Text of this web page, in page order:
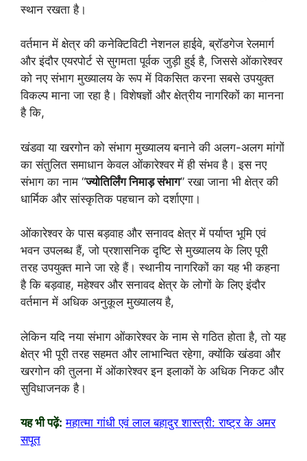
स्थान रखता है।
वर्तमान में क्षेत्र की कनेक्टिविटी नेशनल हाईवे, ब्रॉडगेज रेलमार्ग
और इंदौर एयरपोर्ट से सुगमता पूर्वक जुड़ी हुई है, जिससे ओंकारेश्वर
को नए संभाग मुख्यालय के रूप में विकसित करना सबसे उपयुक्त
विकल्प माना जा रहा है। विशेषज्ञों और क्षेत्रीय नागरिकों का मानना
है कि,
खंडवा या खरगोन को संभाग मुख्यालय बनाने की अलग-अलग मांगों
का संतुलित समाधान केवल ओंकारेश्वर में ही संभव है। इस नए
संभाग का नाम “ज्योतिर्लिंग निमाड़ संभाग” रखा जाना भी क्षेत्र की
धार्मिक और सांस्कृतिक पहचान को दर्शाएगा।
ओंकारेश्वर के पास बड़वाह और सनावद क्षेत्र में पर्याप्त भूमि एवं
भवन उपलब्ध हैं, जो प्रशासनिक दृष्टि से मुख्यालय के लिए पूरी
तरह उपयुक्त माने जा रहे हैं। स्थानीय नागरिकों का यह भी कहना
है कि बड़वाह, महेश्वर और सनावद क्षेत्र के लोगों के लिए इंदौर
वर्तमान में अधिक अनुकूल मुख्यालय है,
लेकिन यदि नया संभाग ओंकारेश्वर के नाम से गठित होता है, तो यह
क्षेत्र भी पूरी तरह सहमत और लाभान्वित रहेगा, क्योंकि खंडवा और
खरगोन की तुलना में ओंकारेश्वर इन इलाकों के अधिक निकट और
सुविधाजनक है।
यह भी पढ़ें: महात्मा गांधी एवं लाल बहादुर शास्त्री: राष्ट्र के अमर
सपूत